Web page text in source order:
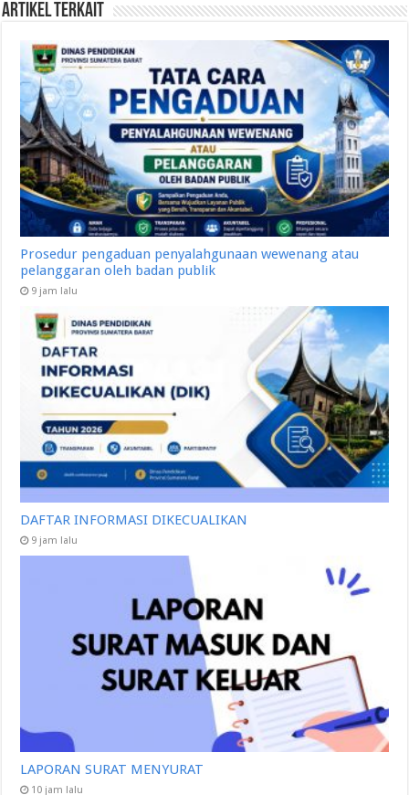
Artikel Terkait
Prosedur pengaduan penyalahgunaan wewenang atau
pelanggaran oleh badan publik
9 jam lalu
DAFTAR INFORMASI DIKECUALIKAN
9 jam lalu
LAPORAN SURAT MENYURAT
10 jam lalu